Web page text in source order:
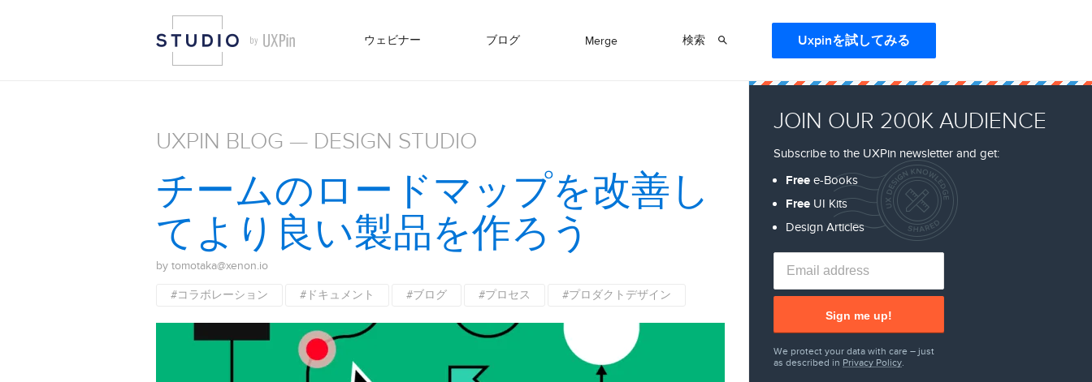
ウェビナー ブログ Merge 検索 Uxpinを試してみる
UXPIN BLOG — DESIGN STUDIO
チームのロードマップを改善し
てより良い製品を作ろう
by tomotaka@xenon.io
#コラボレーション #ドキュメント #ブログ #プロセス #プロダクトデザイン
JOIN OUR 200K AUDIENCE
Subscribe to the UXPin newsletter and get:
Free e-Books
Free UI Kits
Design Articles
Sign me up!
We protect your data with care – just
as described in Privacy Policy.